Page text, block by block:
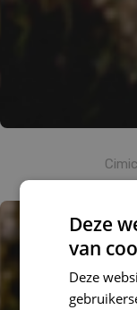
Deze
van
Deze